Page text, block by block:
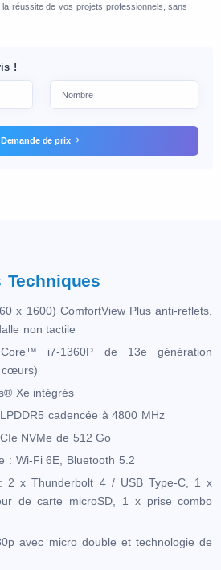
la réussite de vos projets professionnels, sans
!
Demande de prix
Techniques
x 1600) ComfortView Plus anti-reflets,
non tactile
i7-1360P de 13e génération
cœurs)
Xe intégrés
cadencée à 4800 MHz
NVMe de 512 Go
: Wi-Fi 6E, Bluetooth 5.2
2 x Thunderbolt 4 / USB Type-C, 1 x
de carte microSD, 1 x prise combo
avec micro double et technologie de